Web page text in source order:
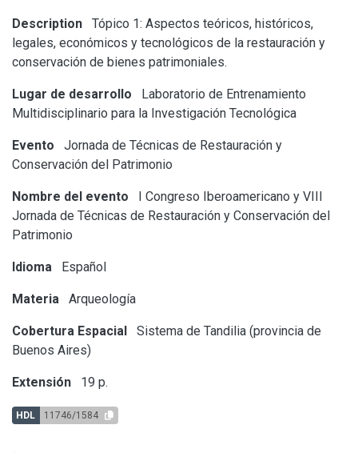
Description
Tópico 1: Aspectos teóricos, históricos,
legales, económicos y tecnológicos de la restauración y
conservación de bienes patrimoniales.
Lugar de desarrollo
Laboratorio de Entrenamiento
Multidisciplinario para la Investigación Tecnológica
Evento
Jornada de Técnicas de Restauración y
Conservación del Patrimonio
Nombre del evento
I Congreso Iberoamericano y VIII
Jornada de Técnicas de Restauración y Conservación del
Patrimonio
Idioma Español
Materia Arqueología
Cobertura Espacial
Sistema de Tandilia (provincia de
Buenos Aires)
Extensión 19 p.
HDL 11746/1584